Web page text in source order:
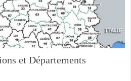
et Départements